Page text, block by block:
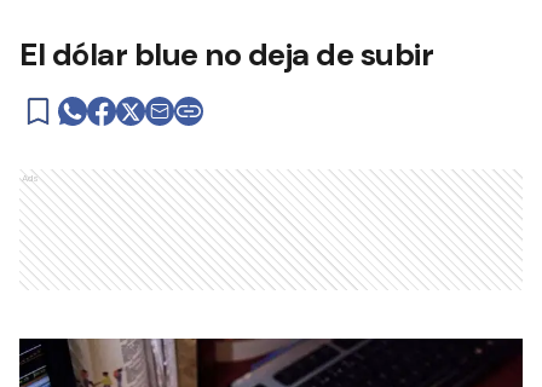
El dólar blue no deja de subir
Ads